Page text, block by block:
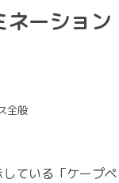
ネーショ
全般
ている「ケープ